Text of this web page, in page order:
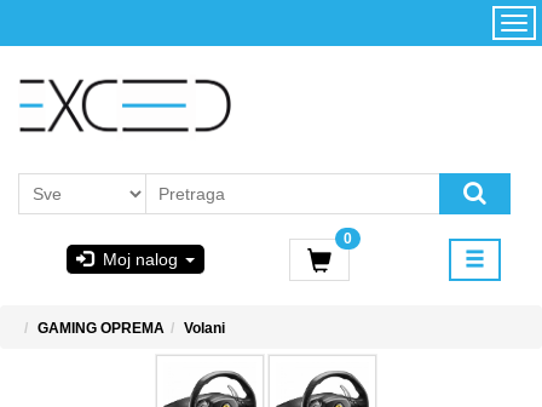
Moj nalog
0
Početna
korišćenja i
PoweredByAsus
GAMING OPREMA Volani